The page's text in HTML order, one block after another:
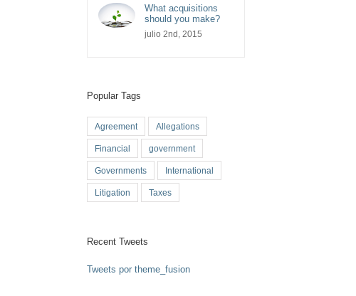
What acquisitions
should you make?
julio 2nd, 2015
Popular Tags
Agreement Allegations
Financial government
Governments International
Litigation Taxes
Recent Tweets
Tweets por theme_fusion